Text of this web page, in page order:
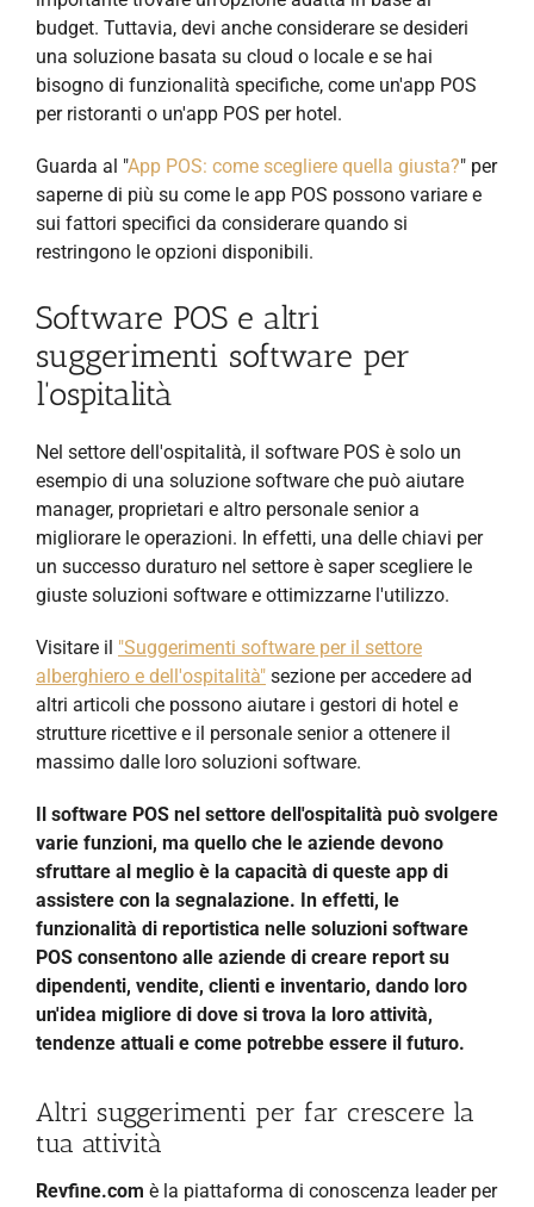
budget. Tuttavia, devi anche considerare se desideri
una soluzione basata su cloud o locale e se hai
bisogno di funzionalità specifiche, come un'app POS
per ristoranti o un'app POS per hotel.
Guarda al "App POS: come scegliere quella giusta?" per
saperne di più su come le app POS possono variare e
sui fattori specifici da considerare quando si
restringono le opzioni disponibili.
Software POS e altri
suggerimenti software per
l'ospitalità
Nel settore dell'ospitalità, il software POS è solo un
esempio di una soluzione software che può aiutare
manager, proprietari e altro personale senior a
migliorare le operazioni. In effetti, una delle chiavi per
un successo duraturo nel settore è saper scegliere le
giuste soluzioni software e ottimizzarne l'utilizzo.
Visitare il "Suggerimenti software per il settore
alberghiero e dell'ospitalità" sezione per accedere ad
altri articoli che possono aiutare i gestori di hotel e
strutture ricettive e il personale senior a ottenere il
massimo dalle loro soluzioni software.
Il software POS nel settore dell'ospitalità può svolgere
varie funzioni, ma quello che le aziende devono
sfruttare al meglio è la capacità di queste app di
assistere con la segnalazione. In effetti, le
funzionalità di reportistica nelle soluzioni software
POS consentono alle aziende di creare report su
dipendenti, vendite, clienti e inventario, dando loro
un'idea migliore di dove si trova la loro attività,
tendenze attuali e come potrebbe essere il futuro.
Altri suggerimenti per far crescere la
tua attività
Revfine.com è la piattaforma di conoscenza leader per